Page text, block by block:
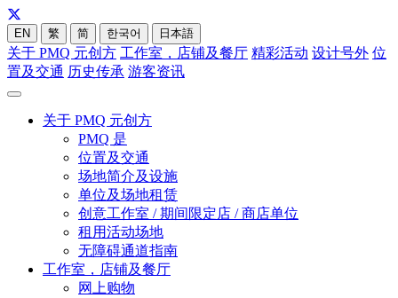
EN 繁 简 한국어 日本語
关于 PMQ 元创方 工作室，店铺及餐厅 精彩活动 设计号外 位
置及交通 历史传承 游客资讯
关于 PMQ 元创方
PMQ 是
位置及交通
场地简介及设施
单位及场地租赁
创意工作室 / 期间限定店 / 商店单位
租用活动场地
无障碍通道指南
工作室，店铺及餐厅
网上购物